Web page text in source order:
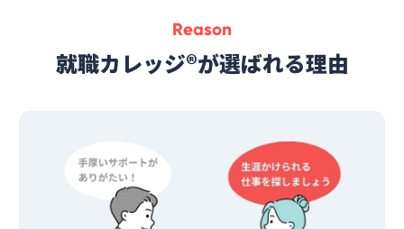
Reason
就職カレッジ®が選ばれる理由